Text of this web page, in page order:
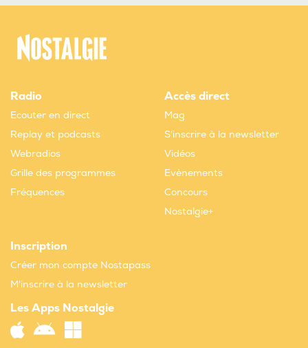
Radio
Ecouter en direct
Replay et podcasts
Webradios
Grille des programmes
Fréquences
Accès direct
Mag
S'inscrire à la newsletter
Vidéos
Evènements
Concours
Nostalgie+
Inscription
Créer mon compte Nostapass
M'inscrire à la newsletter
Les Apps Nostalgie